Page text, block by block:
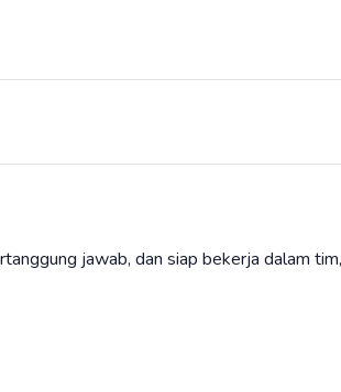
jawab, dan siap bekerja dalam